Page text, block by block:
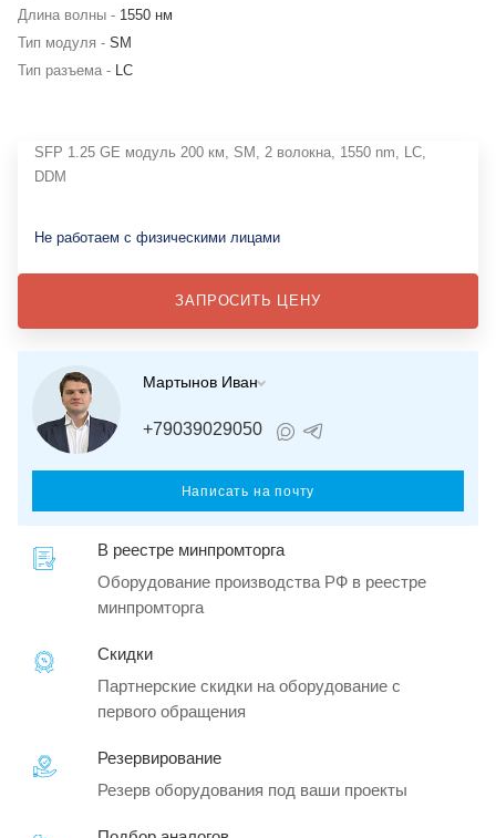
Длина волны - 1550 нм
Тип модуля - SM
Тип разъема - LC
SFP 1.25 GE модуль 200 км, SM, 2 волокна, 1550 nm, LC,
DDM
Не работаем с физическими лицами
ЗАПРОСИТЬ ЦЕНУ
Мартынов Иван
+79039029050
Написать на почту
В реестре минпромторга
Оборудование производства РФ в реестре
минпромторга
Скидки
Партнерские скидки на оборудование с
первого обращения
Резервирование
Резерв оборудования под ваши проекты